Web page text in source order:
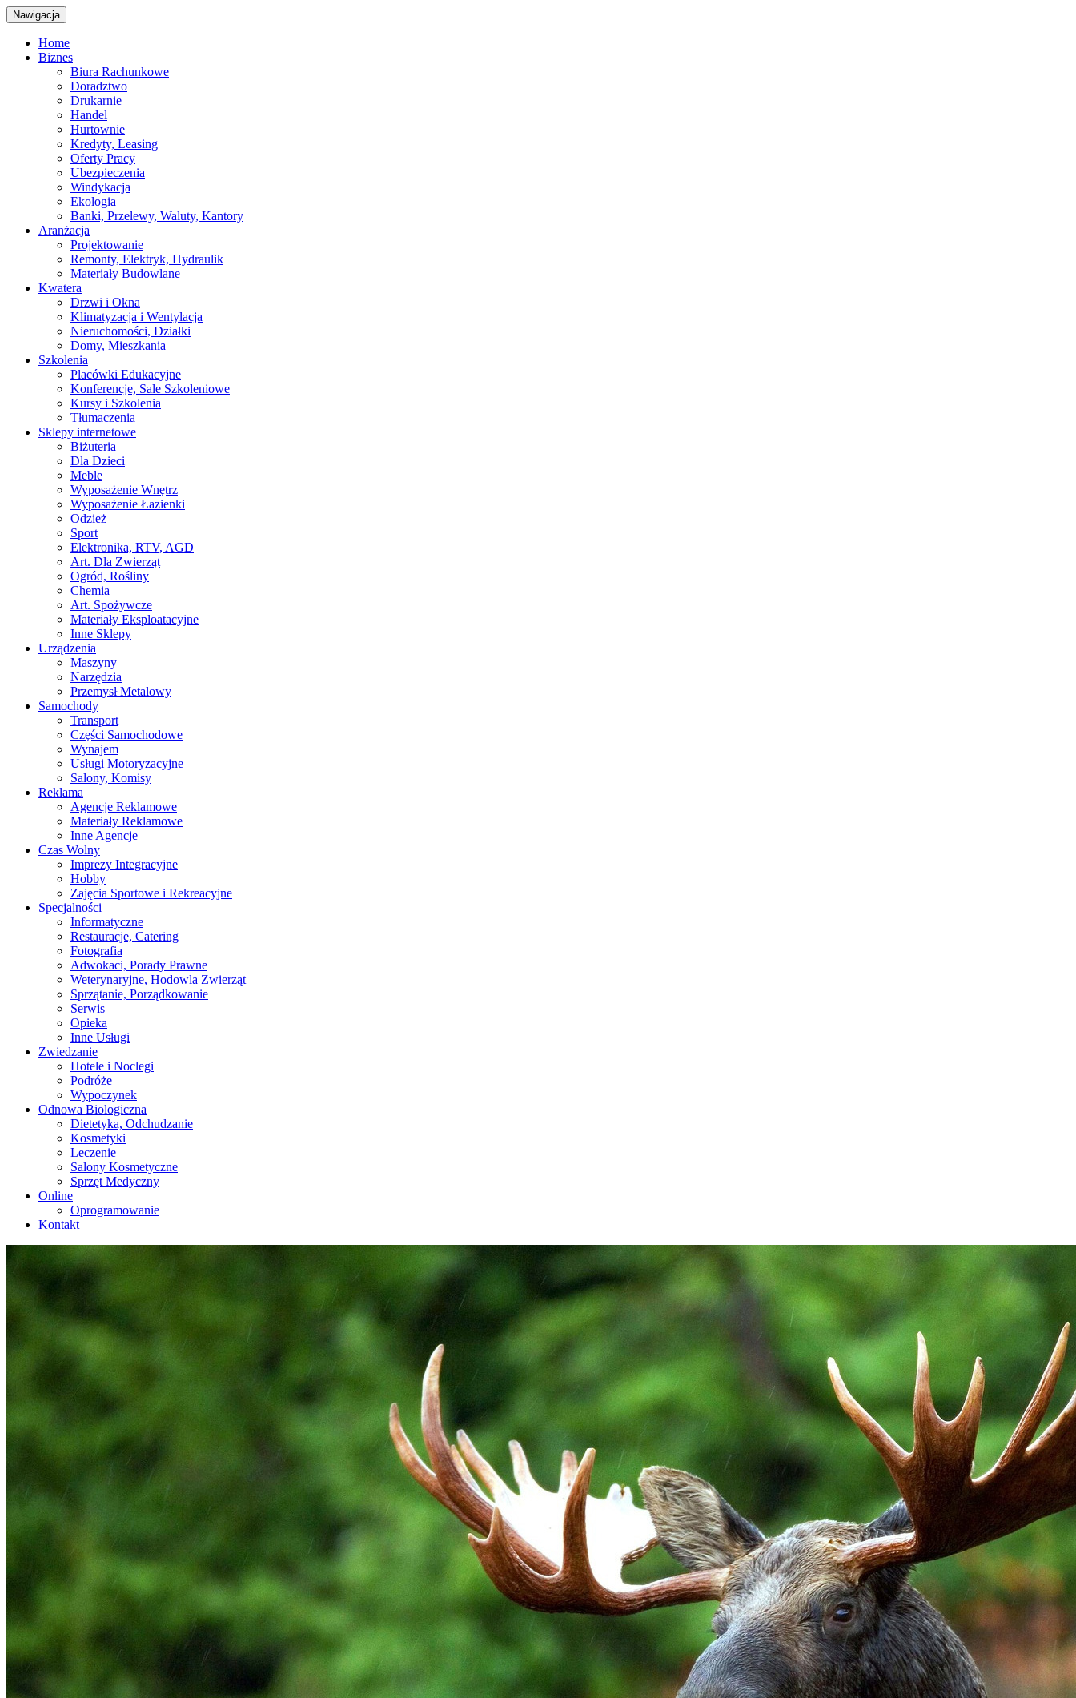
Nawigacja
Home
Biznes
Biura Rachunkowe
Doradztwo
Drukarnie
Handel
Hurtownie
Kredyty, Leasing
Oferty Pracy
Ubezpieczenia
Windykacja
Ekologia
Banki, Przelewy, Waluty, Kantory
Aranżacja
Projektowanie
Remonty, Elektryk, Hydraulik
Materiały Budowlane
Kwatera
Drzwi i Okna
Klimatyzacja i Wentylacja
Nieruchomości, Działki
Domy, Mieszkania
Szkolenia
Placówki Edukacyjne
Konferencje, Sale Szkoleniowe
Kursy i Szkolenia
Tłumaczenia
Sklepy internetowe
Biżuteria
Dla Dzieci
Meble
Wyposażenie Wnętrz
Wyposażenie Łazienki
Odzież
Sport
Elektronika, RTV, AGD
Art. Dla Zwierząt
Ogród, Rośliny
Chemia
Art. Spożywcze
Materiały Eksploatacyjne
Inne Sklepy
Urządzenia
Maszyny
Narzędzia
Przemysł Metalowy
Samochody
Transport
Części Samochodowe
Wynajem
Usługi Motoryzacyjne
Salony, Komisy
Reklama
Agencje Reklamowe
Materiały Reklamowe
Inne Agencje
Czas Wolny
Imprezy Integracyjne
Hobby
Zajęcia Sportowe i Rekreacyjne
Specjalności
Informatyczne
Restauracje, Catering
Fotografia
Adwokaci, Porady Prawne
Weterynaryjne, Hodowla Zwierząt
Sprzątanie, Porządkowanie
Serwis
Opieka
Inne Usługi
Zwiedzanie
Hotele i Noclegi
Podróże
Wypoczynek
Odnowa Biologiczna
Dietetyka, Odchudzanie
Kosmetyki
Leczenie
Salony Kosmetyczne
Sprzęt Medyczny
Online
Oprogramowanie
Kontakt